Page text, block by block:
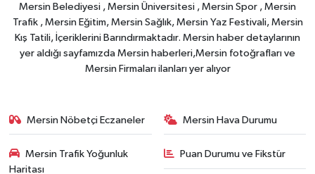
Mersin Belediyesi , Mersin Üniversitesi , Mersin Spor , Mersin
Trafik , Mersin Eğitim, Mersin Sağlık, Mersin Yaz Festivali, Mersin
Kış Tatili, İçeriklerini Barındırmaktadır. Mersin haber detaylarının
yer aldığı sayfamızda Mersin haberleri,Mersin fotoğrafları ve
Mersin Firmaları ilanları yer alıyor
Mersin Nöbetçi Eczaneler Mersin Hava Durumu
Mersin Trafik Yoğunluk
Haritası
Puan Durumu ve Fikstür